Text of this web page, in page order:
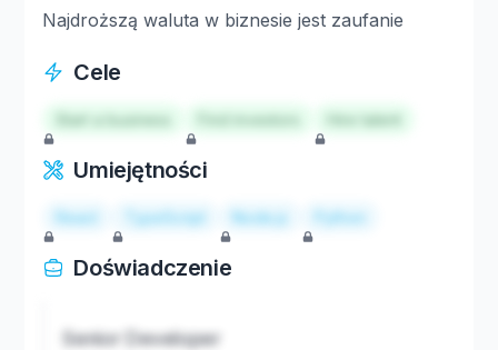
Najdroższą waluta w biznesie jest zaufanie
Cele
Start a business Hire talent
Umiejętności
React TypeScript Node.js Python
Doświadczenie
Senior Developer